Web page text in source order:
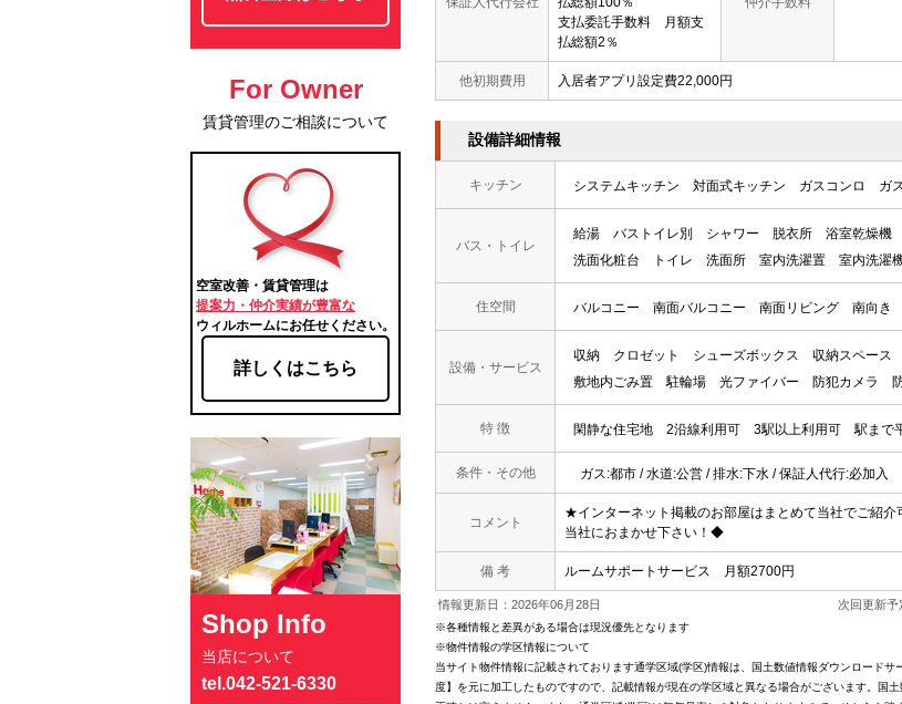
支払委託手数料 月額支
払総額2％
他初期費用 入居者アプリ設定費22,000円
設備詳細情報
キッチン システムキッチン 対面式キッチン ガスコンロ ガ
バス・トイレ
給湯 バストイレ別 シャワー 脱衣所 浴室乾燥機
洗面化粧台
トイレ 洗面所 室内洗濯置 室内洗濯
住空間 バルコニー 南面バルコニー 南面リビング 南向き
設備・サービス
収納 クロゼット シューズボックス 収納スペース
敷地内ごみ置
駐輪場 光ファイバー 防犯カメラ
特 徴 閑静な住宅地 2沿線利用可 3駅以上利用可 駅まで
条件・その他 ガス:都市 / 水道:公営 / 排水:下水 / 保証人代行:必加入
コメント
★インターネット掲載のお部屋はまとめて当社でご紹
当社におまかせ下さい！◆
備 考 ルームサポートサービス 月額2700円
情報更新日：2026年06月28日 次回更新予
※各種情報と差異がある場合は現況優先となります
※物件情報の学区情報について
当サイト物件情報に記載されております通学区域(学区)情報は、国土数値情報ダウンロード
度】を元に加工したものですので、記載情報が現在の学区域と異なる場合がございます。国
For Owner
賃貸管理のご相談について
空室改善・賃貸管理は
提案力・仲介実績が豊富な
ウィルホームにお任せください。
詳しくはこちら
Shop Info
当店について
tel.042-521-6330